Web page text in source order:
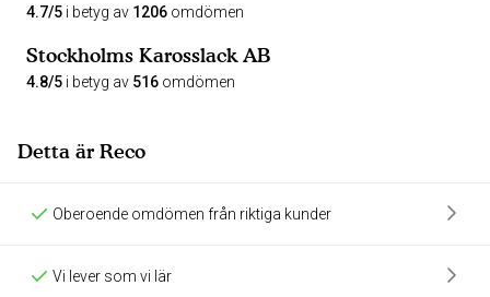
4.7/5 i betyg av 1206 omdömen
Stockholms Karosslack AB
4.8/5 i betyg av 516 omdömen
Detta är Reco
Oberoende omdömen från riktiga kunder
Vi lever som vi lär